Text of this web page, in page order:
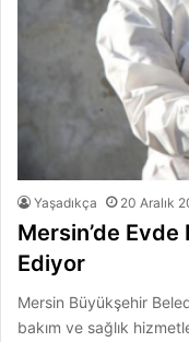
Yaşadıkça 20 Aralık
Mersin’de Evde
Ediyor
Mersin Büyükşehir
bakım ve sağlık